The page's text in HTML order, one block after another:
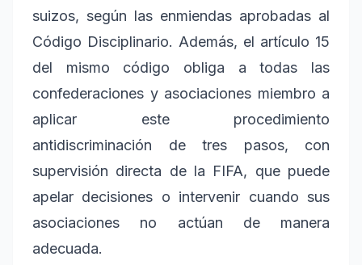
suizos, según las enmiendas aprobadas al
Código Disciplinario. Además, el artículo 15
del mismo código obliga a todas las
confederaciones y asociaciones miembro a
aplicar este procedimiento
antidiscriminación de tres pasos, con
supervisión directa de la FIFA, que puede
apelar decisiones o intervenir cuando sus
asociaciones no actúan de manera
adecuada.